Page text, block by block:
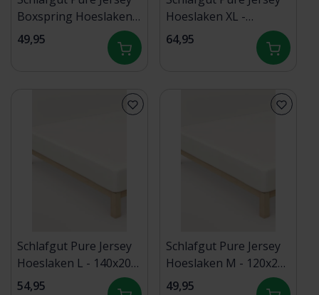
Boxspring Hoeslaken S
- 90x190 - 100x220 181
49,95
Hoeslaken XL -
180x200 - 200x220 181
64,95
Schlafgut Pure Jersey
Hoeslaken L - 140x200
- 160x220 181 Off-
54,95
Schlafgut Pure Jersey
Hoeslaken M - 120x200
- 130x220 181 Off-
49,95